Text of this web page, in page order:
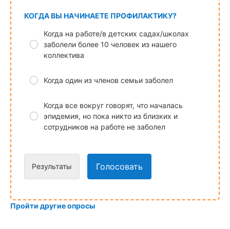
КОГДА ВЫ НАЧИНАЕТЕ ПРОФИЛАКТИКУ?
Когда на работе/в детских садах/школах
заболели более 10 человек из нашего
коллектива
Когда один из членов семьи заболел
Когда все вокруг говорят, что началась
эпидемия, но пока никто из близких и
сотрудников на работе не заболел
Результаты Голосовать
Пройти другие опросы